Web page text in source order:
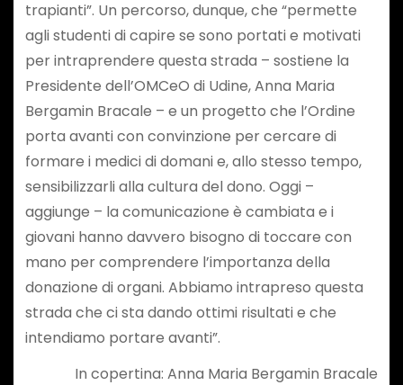
trapianti”. Un percorso, dunque, che “permette
agli studenti di capire se sono portati e motivati
per intraprendere questa strada – sostiene la
Presidente dell’OMCeO di Udine, Anna Maria
Bergamin Bracale – e un progetto che l’Ordine
porta avanti con convinzione per cercare di
formare i medici di domani e, allo stesso tempo,
sensibilizzarli alla cultura del dono. Oggi –
aggiunge – la comunicazione è cambiata e i
giovani hanno davvero bisogno di toccare con
mano per comprendere l’importanza della
donazione di organi. Abbiamo intrapreso questa
strada che ci sta dando ottimi risultati e che
intendiamo portare avanti”.
In copertina: Anna Maria Bergamin Bracale